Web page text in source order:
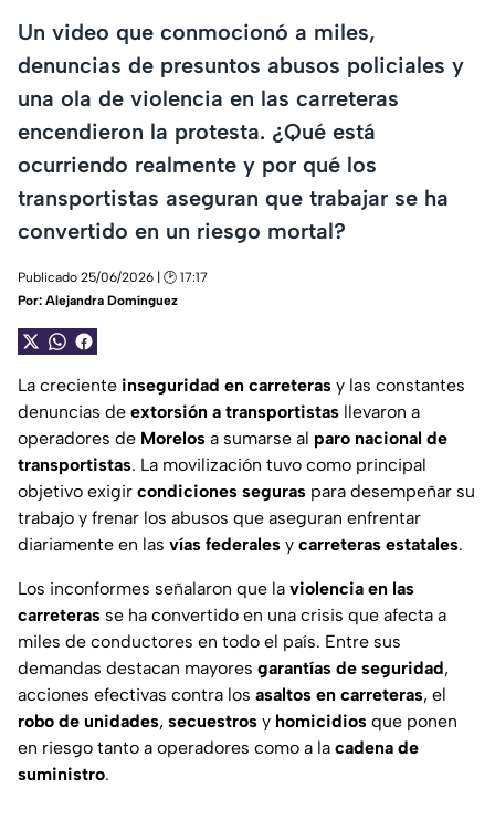
Un video que conmocionó a miles,
denuncias de presuntos abusos policiales y
una ola de violencia en las carreteras
encendieron la protesta. ¿Qué está
ocurriendo realmente y por qué los
transportistas aseguran que trabajar se ha
convertido en un riesgo mortal?
Publicado 25/06/2026 | 🕑 17:17
Por: Alejandra Domínguez
La creciente inseguridad en carreteras y las constantes
denuncias de extorsión a transportistas llevaron a
operadores de Morelos a sumarse al paro nacional de
transportistas. La movilización tuvo como principal
objetivo exigir condiciones seguras para desempeñar su
trabajo y frenar los abusos que aseguran enfrentar
diariamente en las vías federales y carreteras estatales.
Los inconformes señalaron que la violencia en las
carreteras se ha convertido en una crisis que afecta a
miles de conductores en todo el país. Entre sus
demandas destacan mayores garantías de seguridad,
acciones efectivas contra los asaltos en carreteras, el
robo de unidades, secuestros y homicidios que ponen
en riesgo tanto a operadores como a la cadena de
suministro.